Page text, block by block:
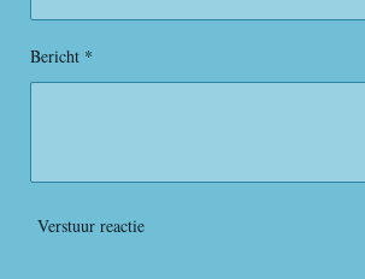
r
e
n
Bericht *
Verstuur reactie